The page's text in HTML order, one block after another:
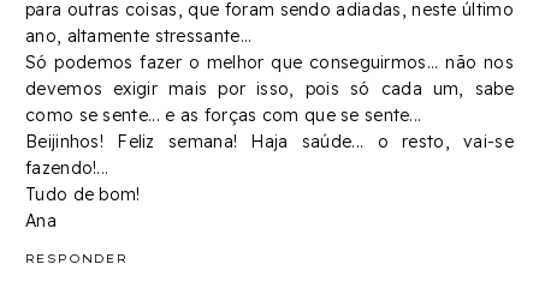
para outras coisas, que foram sendo adiadas, neste último
ano, altamente stressante...
Só podemos fazer o melhor que conseguirmos... não nos
devemos exigir mais por isso, pois só cada um, sabe
como se sente... e as forças com que se sente...
Beijinhos! Feliz semana! Haja saúde... o resto, vai-se
fazendo!...
Tudo de bom!
Ana
RESPONDER